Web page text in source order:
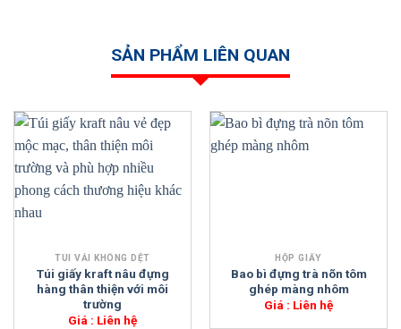
SẢN PHẨM LIÊN QUAN
TÚI VẢI KHÔNG DỆT
Túi giấy kraft nâu đựng
hàng thân thiện với môi
trường
Giá : Liên hệ
HỘP GIẤY
Bao bì đựng trà nõn tôm
ghép màng nhôm
Giá : Liên hệ